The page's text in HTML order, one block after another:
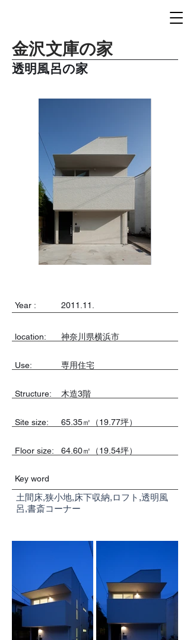
金沢文庫の家
透明風呂の家
Year : 2011.11.
神奈川県横浜市
location:
専用住宅
Use:
木造3階
​Structure:
65.35㎡（19.77坪）
Site size:
64.60㎡（19.54坪）
Floor size:
Key word
土間床,狭小地,床下収納,ロフト,透明風
呂,書斎コーナー